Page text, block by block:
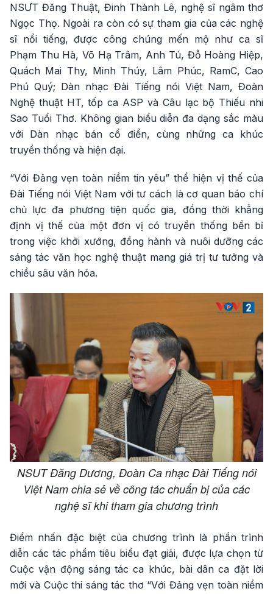
NSƯT Đăng Thuật, Đinh Thành Lê, nghệ sĩ ngâm thơ
Ngọc Thọ. Ngoài ra còn có sự tham gia của các nghệ
sĩ nổi tiếng, được công chúng mến mộ như ca sĩ
Phạm Thu Hà, Võ Hạ Trâm, Anh Tú, Đỗ Hoàng Hiệp,
Quách Mai Thy, Minh Thúy, Lâm Phúc, RamC, Cao
Phú Quý; Dàn nhạc Đài Tiếng nói Việt Nam, Đoàn
Nghệ thuật HT, tốp ca ASP và Câu lạc bộ Thiếu nhi
Sao Tuổi Thơ. Không gian biểu diễn đa dạng sắc màu
với Dàn nhạc bán cổ điển, cùng những ca khúc
truyền thống và hiện đại.
“Với Đảng vẹn toàn niềm tin yêu” thể hiện vị thế của
Đài Tiếng nói Việt Nam với tư cách là cơ quan báo chí
chủ lực đa phương tiện quốc gia, đồng thời khẳng
định vị thế của một đơn vị có truyền thống bền bỉ
trong việc khởi xướng, đồng hành và nuôi dưỡng các
sáng tác văn học nghệ thuật mang giá trị tư tưởng và
chiều sâu văn hóa.
NSUT Đăng Dương, Đoàn Ca nhạc Đài Tiếng nói
Việt Nam chia sẻ về công tác chuẩn bị của các
nghệ sĩ khi tham gia chương trình
Điểm nhấn đặc biệt của chương trình là phần trình
diễn các tác phẩm tiêu biểu đạt giải, được lựa chọn từ
Cuộc vận động sáng tác ca khúc, bài dân ca đặt lời
mới và Cuộc thi sáng tác thơ “Với Đảng vẹn toàn niềm